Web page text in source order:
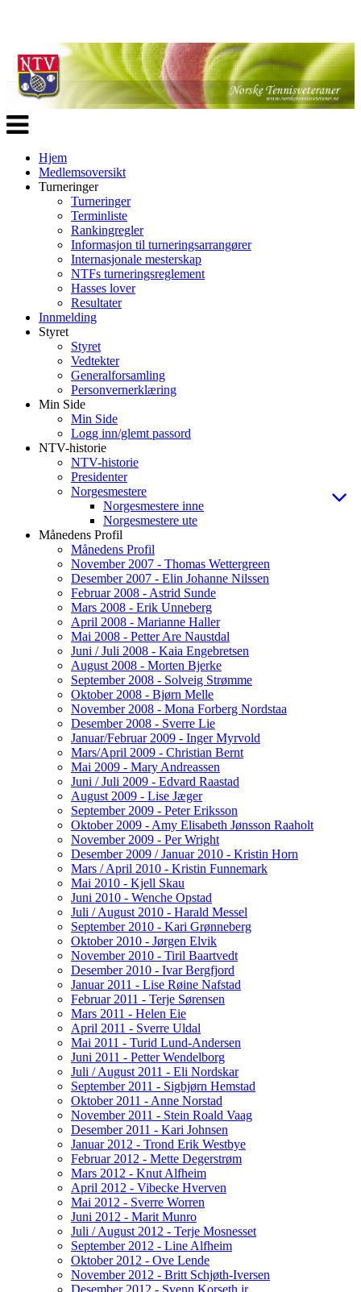
Veksle
navigasjon
Hjem
Medlemsoversikt
Turneringer
Turneringer
Terminliste
Rankingregler
Informasjon til turneringsarrangører
Internasjonale mesterskap
NTFs turneringsreglement
Hasses lover
Resultater
Innmelding
Styret
Styret
Vedtekter
Generalforsamling
Personvernerklæring
Min Side
Min Side
Logg inn/glemt passord
NTV-historie
NTV-historie
Presidenter
Norgesmestere
Norgesmestere inne
Norgesmestere ute
Månedens Profil
Månedens Profil
November 2007 - Thomas Wettergreen
Desember 2007 - Elin Johanne Nilssen
Februar 2008 - Astrid Sunde
Mars 2008 - Erik Unneberg
April 2008 - Marianne Haller
Mai 2008 - Petter Are Naustdal
Juni / Juli 2008 - Kaia Engebretsen
August 2008 - Morten Bjerke
September 2008 - Solveig Strømme
Oktober 2008 - Bjørn Melle
November 2008 - Mona Forberg Nordstaa
Desember 2008 - Sverre Lie
Januar/Februar 2009 - Inger Myrvold
Mars/April 2009 - Christian Bernt
Mai 2009 - Mary Andreassen
Juni / Juli 2009 - Edvard Raastad
August 2009 - Lise Jæger
September 2009 - Peter Eriksson
Oktober 2009 - Amy Elisabeth Jønsson Raaholt
November 2009 - Per Wright
Desember 2009 / Januar 2010 - Kristin Horn
Mars / April 2010 - Kristin Funnemark
Mai 2010 - Kjell Skau
Juni 2010 - Wenche Opstad
Juli / August 2010 - Harald Messel
September 2010 - Kari Grønneberg
Oktober 2010 - Jørgen Elvik
November 2010 - Tiril Baartvedt
Desember 2010 - Ivar Bergfjord
Januar 2011 - Lise Røine Nafstad
Februar 2011 - Terje Sørensen
Mars 2011 - Helen Eie
April 2011 - Sverre Uldal
Mai 2011 - Turid Lund-Andersen
Juni 2011 - Petter Wendelborg
Juli / August 2011 - Eli Nordskar
September 2011 - Sigbjørn Hemstad
Oktober 2011 - Anne Norstad
November 2011 - Stein Roald Vaag
Desember 2011 - Kari Johnsen
Januar 2012 - Trond Erik Westbye
Februar 2012 - Mette Degerstrøm
Mars 2012 - Knut Alfheim
April 2012 - Vibecke Hverven
Mai 2012 - Sverre Worren
Juni 2012 - Marit Munro
Juli / August 2012 - Terje Mosnesset
September 2012 - Line Alfheim
Oktober 2012 - Ove Lende
November 2012 - Britt Schjøth-Iversen
Desember 2012 - Svenn Korseth jr.